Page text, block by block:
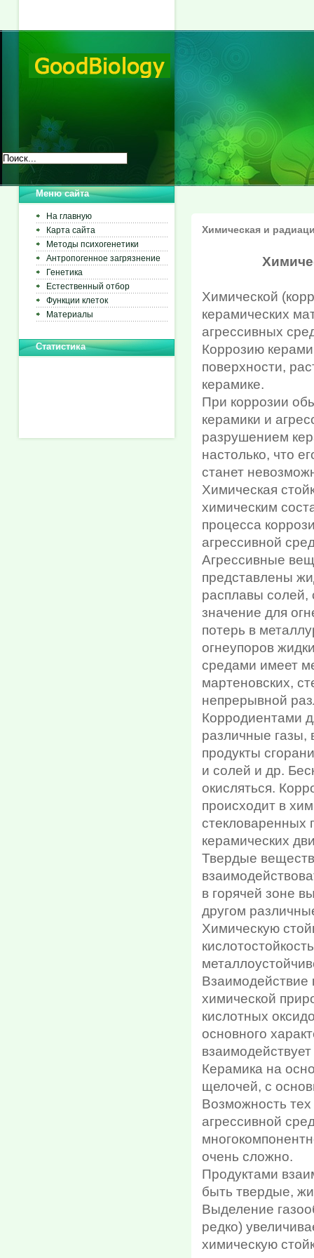
Меню сайта
На главную
Карта сайта
Методы психогенетики
Антропогенное загрязнение
Генетика
Естественный отбор
Функции клеток
Материалы
Статистика
Химическая и
Химической
керамических
агрессивных
Коррозию
поверхности,
керамике.
При коррозии
керамики и
разрушением
настолько, что
станет
Химическая
химическим
процесса
агрессивной
Агрессивные
представлены
расплавы солей,
значение для
потерь в
огнеупоров
средами имеет
мартеновских,
непрерывной
Корродиентами
различные газы,
продукты
и солей и др.
окисляться.
происходит в
стекловаренных
керамических
Твердые
в горячей зоне
другом
Химическую
Взаимодействие
химической
кислотных
основного
Керамика на
щелочей, с
Возможность
агрессивной
очень сложно.
Продуктами
быть твердые,
Выделение
редко)
химическую